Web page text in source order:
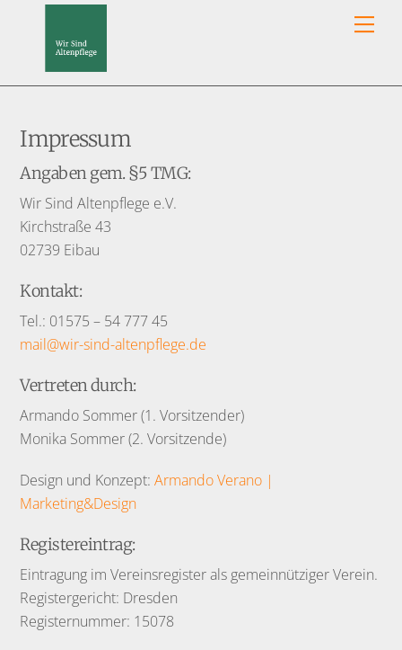
Impressum
Angaben gem. §5 TMG:
Wir Sind Altenpflege e.V.
Kirchstraße 43
02739 Eibau
Kontakt:
Tel.: 01575 – 54 777 45
mail@wir-sind-altenpflege.de
Vertreten durch:
Armando Sommer (1. Vorsitzender)
Monika Sommer (2. Vorsitzende)
Design und Konzept:Armando Verano |
Marketing&Design
Registereintrag:
Eintragung im Vereinsregister als gemeinnütziger Verein.
Registergericht: Dresden
Registernummer: 15078